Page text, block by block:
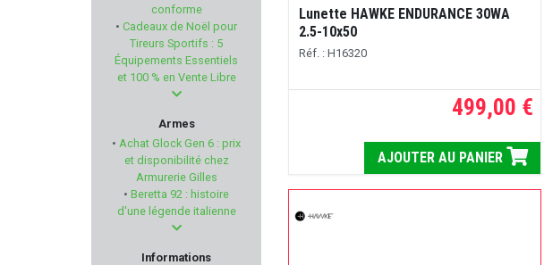
PALLAS
KICK EEZ
NOBEL SPORT
TRIJICON
conforme
• Cadeaux de Noël pour
Tireurs Sportifs : 5
Équipements Essentiels
et 100 % en Vente Libre
Armes
• Achat Glock Gen 6 : prix
et disponibilité chez
Armurerie Gilles
• Beretta 92 : histoire
d'une légende italienne
Informations
Lunette HAWKE ENDURANCE 30WA
2.5-10x50
Réf. : H16320
499,00 €
AJOUTER AU PANIER